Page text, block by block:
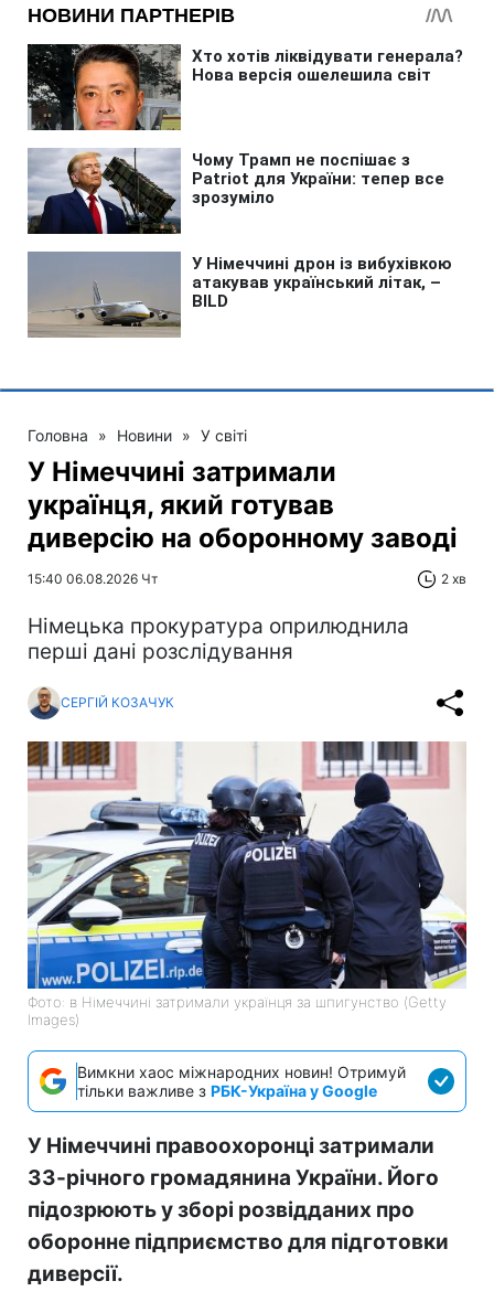
Головна » Новини » У світі
У Німеччині затримали
українця, який готував
диверсію на оборонному заводі
15:40 06.08.2026 Чт 2 хв
Німецька прокуратура оприлюднила
перші дані розслідування
СЕРГІЙ КОЗАЧУК
Фото: в Німеччині затримали українця за шпигунство (Getty
Images)
Вимкни хаос міжнародних новин! Отримуй
тільки важливе з РБК-Україна у Google
У Німеччині правоохоронці затримали
33-річного громадянина України. Його
підозрюють у зборі розвідданих про
оборонне підприємство для підготовки
диверсії.